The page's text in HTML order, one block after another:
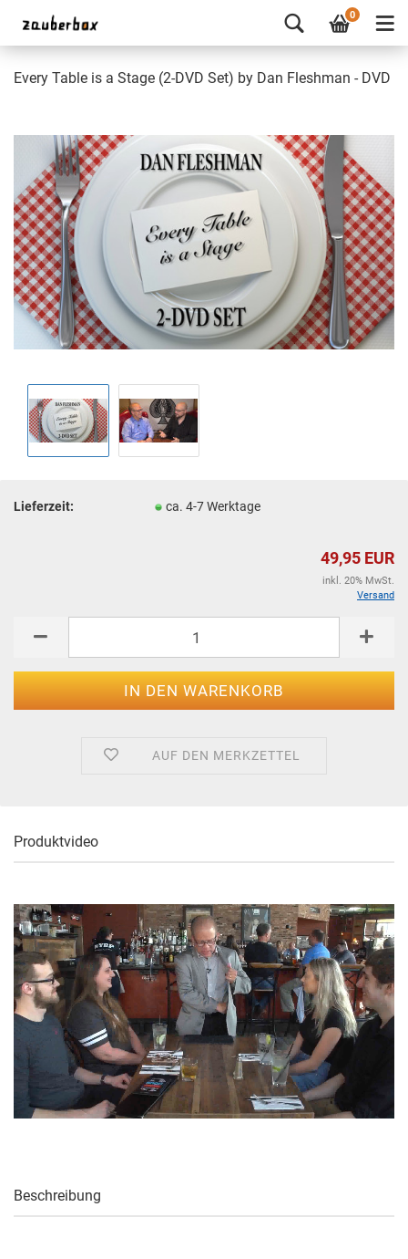
0
Every Table is a Stage (2-DVD Set) by Dan Fleshman - DVD
Lieferzeit: ca. 4-7 Werktage
49,95 EUR
inkl. 20% MwSt.
Versand
AUF DEN MERKZETTEL
Produktvideo
Beschreibung